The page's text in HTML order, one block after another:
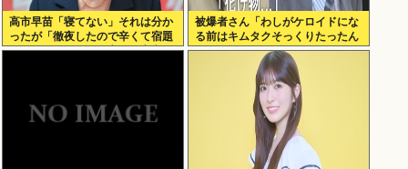
高市早苗「寝てない」それは分か
ったが「徹夜したので辛くて宿題
やってません」って言う奴高市早
被爆者さん「わしがケロイドにな
る前はキムタクそっくりたったん
じゃ」ハードなギャグをかます